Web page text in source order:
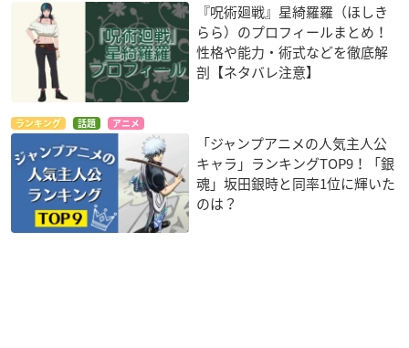
『呪術廻戦』星綺羅羅（ほしき
らら）のプロフィールまとめ！
性格や能力・術式などを徹底解
剖【ネタバレ注意】
ランキング 話題 アニメ
「ジャンプアニメの人気主人公
キャラ」ランキングTOP9！「銀
魂」坂田銀時と同率1位に輝いた
のは？